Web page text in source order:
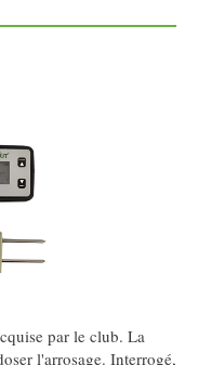
par le club. La
l'arrosage. Interrogé,